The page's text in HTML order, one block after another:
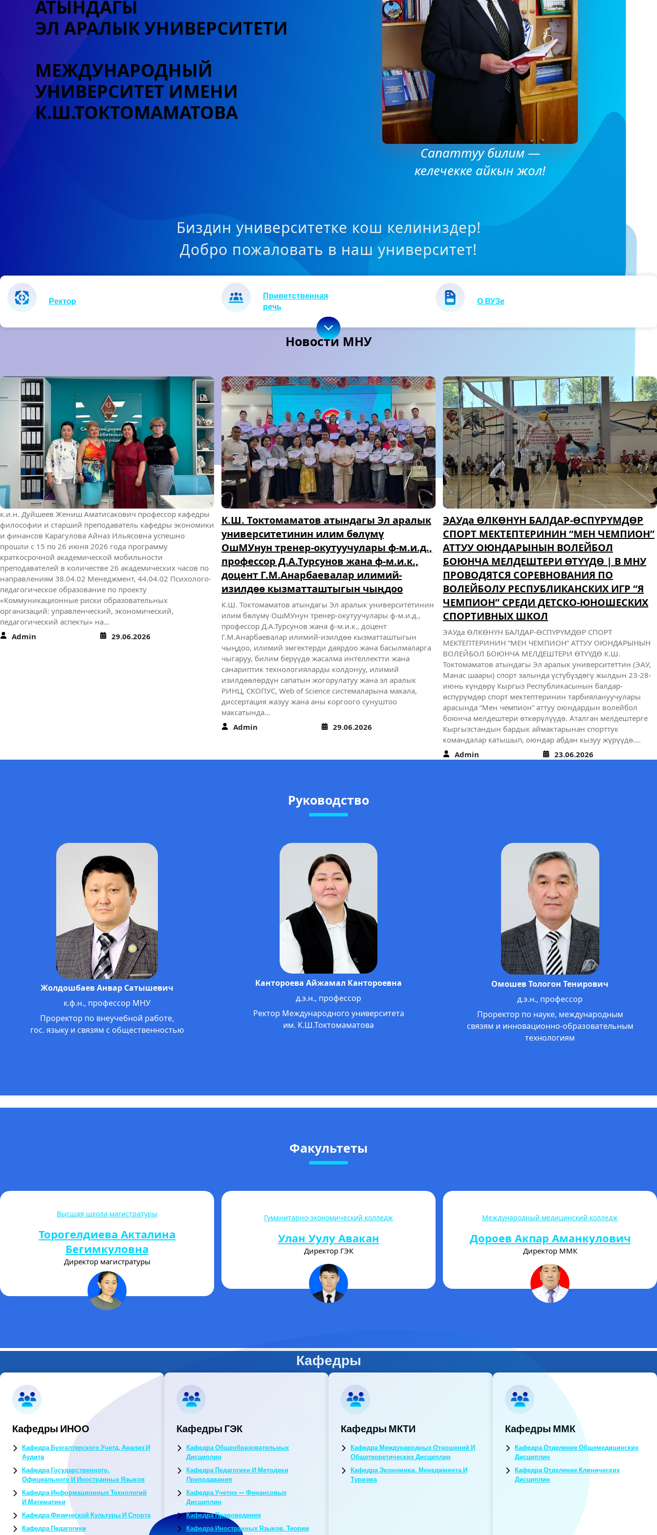
АТЫНДАГЫ
ЭЛ АРАЛЫК УНИВЕРСИТЕТИ
МЕЖДУНАРОДНЫЙ
УНИВЕРСИТЕТ ИМЕНИ
К.Ш.ТОКТОМАМАТОВА
Сапаттуу билим —
келечекке айкын жол!
Биздин университетке кош келиниздер!
Добро пожаловать в наш университет!
Ректор
Приветственная
речь
О ВУЗе
Новости МНУ
К.Ш. Токтомаматов атындагы Эл аралык
университетинин илим бөлүмү
ОшМУнун тренер-окутуучулары ф-м.и.д.,
профессор Д.А.Турсунов жана ф-м.и.к.,
доцент Г.М.Анарбаевалар илимий-
изилдөө кызматташтыгын чыңдоо
К.Ш. Токтомаматов атындагы Эл аралык университетинин
илим бөлүмү ОшМУнун тренер-окутуучулары ф-м.и.д.,
профессор Д.А.Турсунов жана ф-м.и.к., доцент
Г.М.Анарбаевалар илимий-изилдөө кызматташтыгын
ЭАУда ӨЛКӨНҮН БАЛДАР-ӨСПҮРҮМДӨР
СПОРТ МЕКТЕПТЕРИНИН “МЕН ЧЕМПИОН”
АТТУУ ОЮНДАРЫНЫН ВОЛЕЙБОЛ
БОЮНЧА МЕЛДЕШТЕРИ ӨТҮҮДӨ | В МНУ
ПРОВОДЯТСЯ СОРЕВНОВАНИЯ ПО
ВОЛЕЙБОЛУ РЕСПУБЛИКАНСКИХ ИГР “Я
ЧЕМПИОН” СРЕДИ ДЕТСКО-ЮНОШЕСКИХ
СПОРТИВНЫХ ШКОЛ
ЭАУда ӨЛКӨНҮН БАЛДАР-ӨСПҮРҮМДӨР СПОРТ
МЕКТЕПТЕРИНИН “МЕН ЧЕМПИОН” АТТУУ ОЮНДАРЫНЫН
ВОЛЕЙБОЛ БОЮНЧА МЕЛДЕШТЕРИ ӨТҮҮДӨ К.Ш.
Токтомаматов атындагы Эл аралык университеттин (ЭАУ,
Манас шаары) спорт залында үстүбүздөгү жылдын 23-28-
июнь күндөрү Кыргыз Республикасынын балдар-
өспүрүмдөр спорт мектептеринин тарбиялануучулары
арасында “Мен чемпион” аттуу оюндардын волейбол
боюнча мелдештери өткөрүлүүдө. Аталган мелдештерге
Кыргызстандын бардык аймактарынан спорттук
ЭАУнун СТУДЕНТИ ЖАСМИН
МЕДЕРБЕКОВА БЕЛ БОО КҮРӨШҮ БОЮНЧА
ДҮЙНӨЛҮК ЧЕМПИОНАТТАРДА 2-3-
ОРУНДАРДЫ ЭЭЛЕДИ! | СТУДЕНТКА МНУ
ЖАСМИН МЕДЕРБЕКОВА ЗАНЯЛА 2 И 3
МЕСТА НА ЧЕМПИОНАТАХ МИРА ПО
БОРЬБЕ НА ПОЯСАХ!
ЭАУнун СТУДЕНТИ ЖАСМИН МЕДЕРБЕКОВА БЕЛ БОО
КҮРӨШҮ БОЮНЧА ДҮЙНӨЛҮК ЧЕМПИОНАТТАРДА 2-3-
ОРУНДАРДЫ ЭЭЛЕДИ! Үстүбүздөгү жылдын 9-11-июнунда
Өзбекстан Республикасынын Фергана шаарында 2009-
2010-жылдары туулган улан-кыздар арасында Алыш
күрөшү боюнча дүйнөлүк чемпионат жана Улуттук
“Белбогли” (бел боо) күрөшү боюнча дүйнөлүк чемпионат
өткөрүлдү. Аталган чемпионаттарда К.Ш. Токтомаматов
атындагы Эл аралык университеттин (Манас ш., ЭАУ)
Гуманитардык-экономикалык колледжинин 1-курсунун
“Башталгыч класстарда окутуу”…
Admin
15.06.2026
Руководство
Кантороева Айжамал Кантороевна
д.э.н., профессор
Ректор Международного университета
им. К.Ш.Токтомаматова
Омошев Тологон Тенирович
д.э.н., профессор
Проректор по науке, международным
связям и инновационно-образовательным
Жолдошбаев Анвар Сатышевич
к.ф.н., профессор МНУ
Проректор по внеучебной работе,
гос. языку и связям с общественностью
Факультеты
Гуманитарно-экономический колледж
Улан Уулу Авакан
Директор ГЭК
Международный медицинский колледж
Дороев Акпар Аманкулович
Директор ММК
Институт непрерывного открытого образования
Раимкулов Калбек
Абдисейитович
Директор ИНОО
Кафедры
Кафедры ИНОО
Кафедра Бухгалтерского Учета, Анализ И
Аудита
Кафедра Государственного,
Официального И Иностранных Языков
Кафедра Информационных Технологий
И Математики
Кафедра Физической Культуры И Спорта
Кафедра Педагогики
Кафедры ГЭК
Кафедра Общеобразовательных
Дисциплин
Кафедра Педагогики И Методики
Преподавания
Кафедра Учетно — Финансовых
Дисциплин
Кафедра Правоведения
Кафедра Иностранных Языков, Теории
Кафедры МКТИ
Кафедра Международных Отношений И
Общетеоретических Дисциплин
Кафедра Экономики, Менеджмента И
Туризма
Кафедры ММК
Кафедра Отделение Общемедицинских
Дисциплин
Кафедра Отделение Клинических
Дисциплин